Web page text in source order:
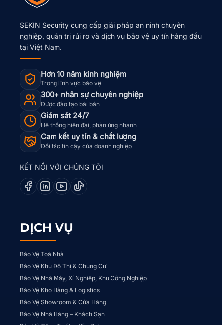
SEKIN Security cung cấp giải pháp an ninh chuyên
nghiệp, quản trị rủi ro và dịch vụ bảo vệ uy tín hàng đầu
tại Việt Nam.
Hơn 10 năm kinh nghiệm
Trong lĩnh vực bảo vệ
300+ nhân sự chuyên nghiệp
Được đào tạo bài bản
Giám sát 24/7
Hệ thống hiện đại, phản ứng nhanh
Cam kết uy tín & chất lượng
Đối tác tin cậy của doanh nghiệp
KẾT NỐI VỚI CHÚNG TÔI
DỊCH VỤ
Bảo Vệ Toà Nhà
Bảo Vệ Khu Đô Thị & Chung Cư
Bảo Vệ Nhà Máy, Xí Nghiệp, Khu Công Nghiệp
Bảo Vệ Kho Hàng & Logistics
Bảo Vệ Showroom & Cửa Hàng
Bảo Vệ Nhà Hàng – Khách Sạn